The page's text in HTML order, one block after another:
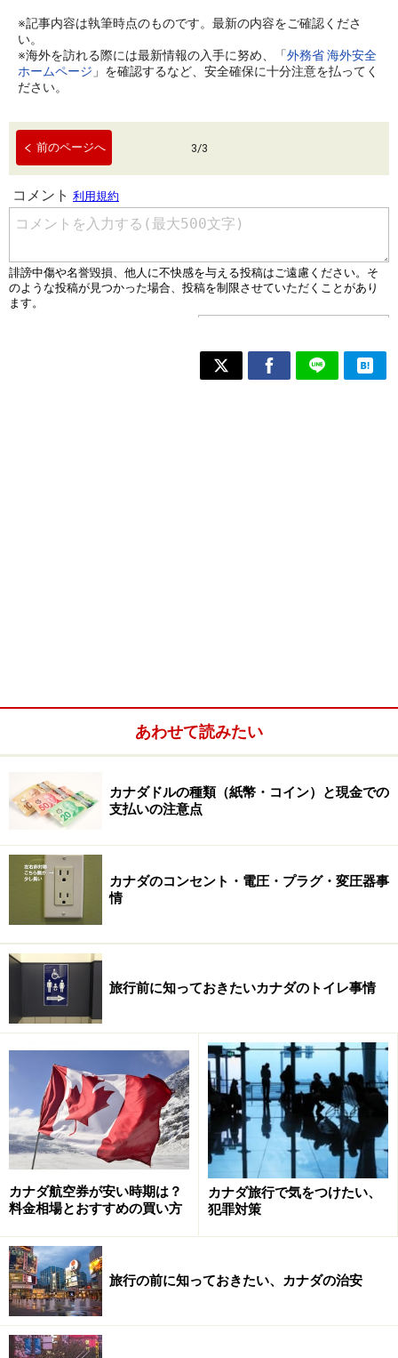
※記事内容は執筆時点のものです。最新の内容をご確認くださ
い。
※海外を訪れる際には最新情報の入手に努め、「外務省 海外安全
ホームページ 」を確認するなど、安全確保に十分注意を払ってく
ださい。
前のページへ 3/3
あわせて読みたい
カナダドルの種類（紙幣・コイン）と現金での
支払いの注意点
カナダのコンセント・電圧・プラグ・変圧器事
情
旅行前に知っておきたいカナダのトイレ事情
カナダ航空券が安い時期は？
料金相場とおすすめの買い方
カナダ旅行で気をつけたい、
犯罪対策
旅行の前に知っておきたい、カナダの治安